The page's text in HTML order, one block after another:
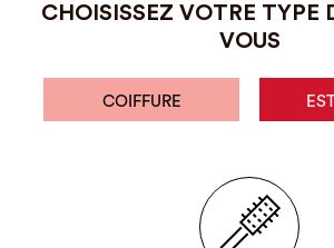
CHOISISSEZ VOTRE TYPE
VOUS
COIFFURE